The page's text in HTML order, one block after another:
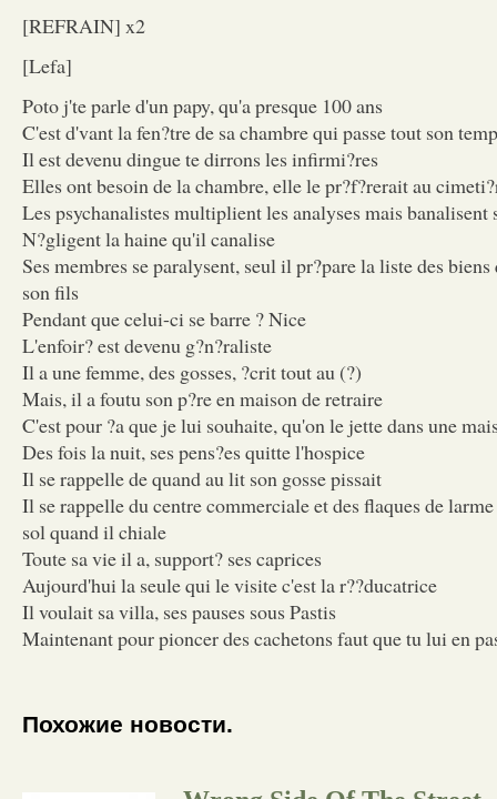
[REFRAIN] x2
[Lefa]
Poto j'te parle d'un papy, qu'a presque 100 ans
C'est d'vant la fen?tre de sa chambre qui passe tout son
Il est devenu dingue te dirrons les infirmi?res
Elles ont besoin de la chambre, elle le pr?f?rerait au
Les psychanalistes multiplient les analyses mais banalisent
N?gligent la haine qu'il canalise
Ses membres se paralysent, seul il pr?pare la liste des
son fils
Pendant que celui-ci se barre ? Nice
L'enfoir? est devenu g?n?raliste
Il a une femme, des gosses, ?crit tout au (?)
Mais, il a foutu son p?re en maison de retraire
C'est pour ?a que je lui souhaite, qu'on le jette dans une
Des fois la nuit, ses pens?es quitte l'hospice
Il se rappelle de quand au lit son gosse pissait
Il se rappelle du centre commerciale et des flaques de
sol quand il chiale
Toute sa vie il a, support? ses caprices
Aujourd'hui la seule qui le visite c'est la r??ducatrice
Il voulait sa villa, ses pauses sous Pastis
Maintenant pour pioncer des cachetons faut que tu lui en
Похожие новости.